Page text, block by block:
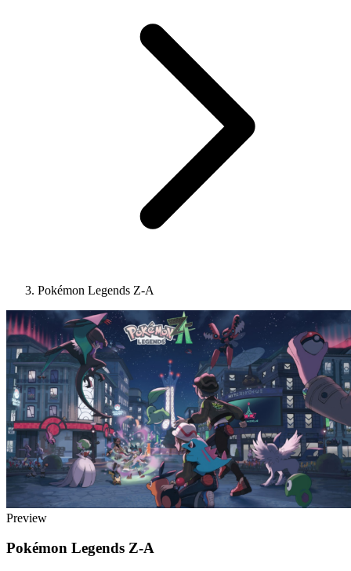
Pokémon Legends Z-A
Preview
Pokémon Legends Z-A